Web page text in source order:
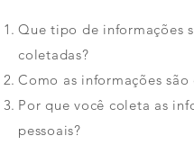
Que tipo de informações
coletadas?
Como as informações são
Por que você coleta as
pessoais?